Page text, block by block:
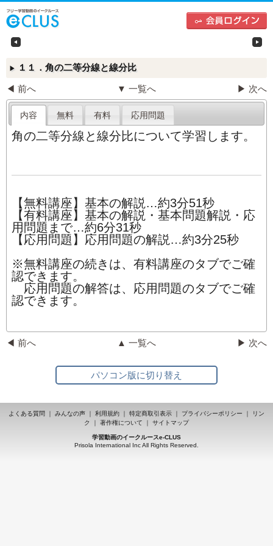
中学生向けフリー学習動画のイークルース（e-
▶ １１．角の二等分線と線分比
◀ 前へ ▼ 一覧へ ▶ 次へ
内容 無料 有料 応用問題
角の二等分線と線分比について学習します。
【無料講座】基本の解説…約3分51秒
【有料講座】基本の解説・基本問題解説・応
用問題まで…約6分31秒
【応用問題】応用問題の解説…約3分25秒
※無料講座の続きは、有料講座のタブでご確
認できます。
応用問題の解答は、応用問題のタブでご確
認できます。
◀ 前へ ▲ 一覧へ ▶ 次へ
パソコン版に切り替え
よくある質問 みんなの声 利用規約 特定商取引表示 プライバシーポリシー
リン
ク
著作権について サイトマップ
学習動画のイークルースe-CLUS
Prisola International Inc All Rights Reserved.